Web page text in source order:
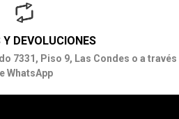
DEVOLUCIONES
7331, Piso 9, Las Condes o a través
WhatsApp